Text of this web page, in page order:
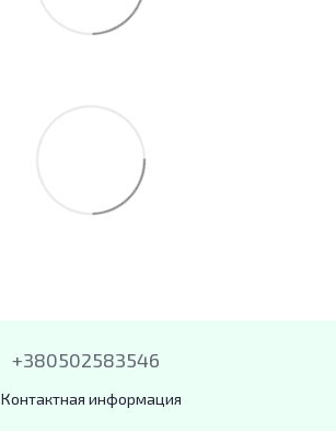
+380502583546
Контактная информация